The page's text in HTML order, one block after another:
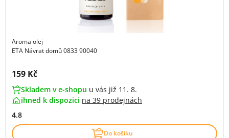
Aroma olej
ETA Návrat domů 0833 90040
Cena s DPH:
159 Kč
Skladem v e-shopu u vás již 11. 8.
ihned k dispozici na 39 prodejnách
4.8
Do košíku